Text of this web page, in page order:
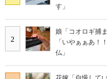
す」
2
娘「コオロギ捕
「いやぁぁあ！
仏」